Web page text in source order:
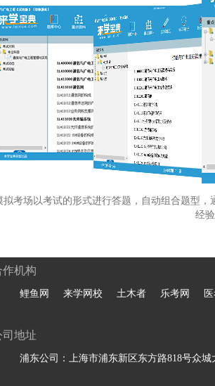
拟考场以考试的形式进行答题，自动组合题型
经
作机构
鲤鱼网 来学网校 土木者 乐考网
司地址
浦东公司：上海市浦东新区东方路818号众城